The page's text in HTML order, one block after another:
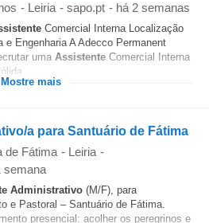
- Leiria - sapo.pt - há 2 semanas
Comercial Interna Localização
e Engenharia A Adecco Permanent
uma Assistente Comercial Interna
Mostre mais
a para Santuário de Fátima
de Fátima - Leiria -
semana
Administrativo (M/F), para
e Pastoral – Santuário de Fátima.
presencial: acolher os peregrinos e